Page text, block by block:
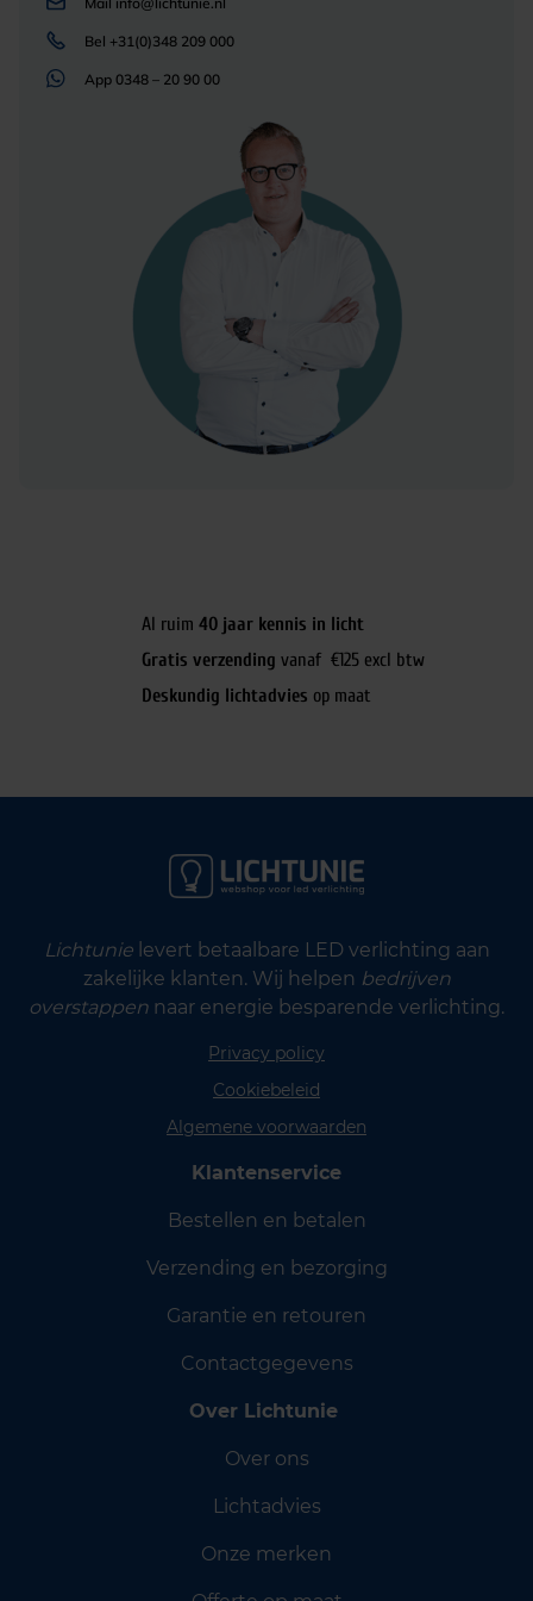
Bel +31(0)348 209 000
App 0348 – 20 90 00
Al ruim 40 jaar kennis in licht
Gratis verzending vanaf €125 excl btw
Deskundig lichtadvies op maat
Lichtunielevert betaalbare LED verlichting aan
zakelijke klanten. Wij helpen bedrijven
overstappen naar energie besparende verlichting.
Privacy policy
Cookiebeleid
Algemene voorwaarden
Klantenservice
Bestellen en betalen
Verzending en bezorging
Garantie en retouren
Contactgegevens
Over Lichtunie
Over ons
Lichtadvies
Onze merken